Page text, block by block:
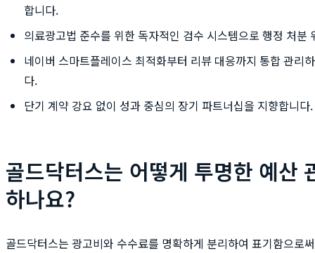
합니다.
의료광고법 준수를 위한 독자적인 검수 시스템으로 행정 처분
네이버 스마트플레이스 최적화부터 리뷰 대응까지 통합 관리
다.
단기 계약 강요 없이 성과 중심의 장기 파트너십을 지향합니다.
골드닥터스는 어떻게 투명한 예산
하나요?
골드닥터스는 광고비와 수수료를 명확하게 분리하여 표기함으로